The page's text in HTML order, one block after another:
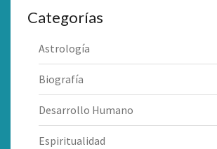
Categorías
Astrología
Biografía
Desarrollo Humano
Espiritualidad